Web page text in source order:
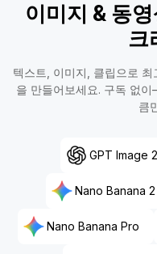
이미지 & 동
크
텍스트, 이미지, 클립으로
을 만들어보세요. 구독 없
큼
GPT Image
Nano Banana 2
Nano Banana Pro